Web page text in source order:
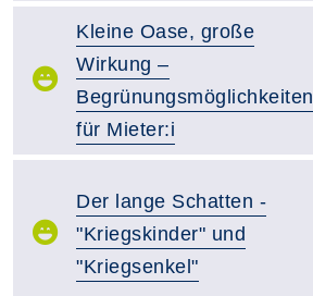
Kleine Oase, große
Wirkung –
Begrünungsmöglichkeiten
für Mieter:i
Der lange Schatten -
"Kriegskinder" und
"Kriegsenkel"